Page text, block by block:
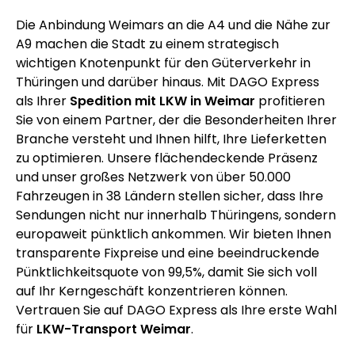
Die Anbindung Weimars an die A4 und die Nähe zur
A9 machen die Stadt zu einem strategisch
wichtigen Knotenpunkt für den Güterverkehr in
Thüringen und darüber hinaus. Mit DAGO Express
als Ihrer Spedition mit LKW in Weimar profitieren
Sie von einem Partner, der die Besonderheiten Ihrer
Branche versteht und Ihnen hilft, Ihre Lieferketten
zu optimieren. Unsere flächendeckende Präsenz
und unser großes Netzwerk von über 50.000
Fahrzeugen in 38 Ländern stellen sicher, dass Ihre
Sendungen nicht nur innerhalb Thüringens, sondern
europaweit pünktlich ankommen. Wir bieten Ihnen
transparente Fixpreise und eine beeindruckende
Pünktlichkeitsquote von 99,5%, damit Sie sich voll
auf Ihr Kerngeschäft konzentrieren können.
Vertrauen Sie auf DAGO Express als Ihre erste Wahl
für LKW-Transport Weimar.